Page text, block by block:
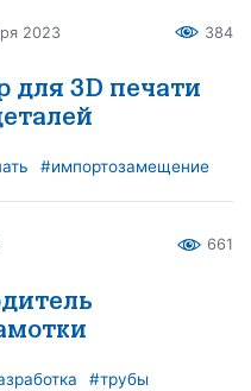
2023 384
для 3D печати
#импортозамещение
661
#трубы